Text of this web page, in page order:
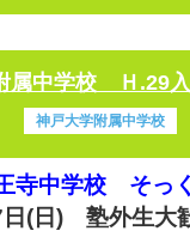
属中学校 Ｈ.29
神戸大学附属中学校
寺中学校 そっ
日(日) 塾外生大